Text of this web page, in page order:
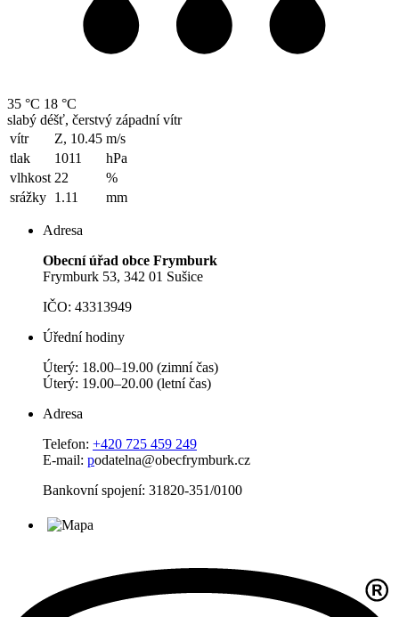
35 °C 18 °C
slabý déšť, čerstvý západní vítr
vítr
Z, 10.45 m/s
tlak
1011
hPa
vlhkost 22
%
srážky 1.11 mm
Adresa
Obecní úřad obce Frymburk
Frymburk 53, 342 01 Sušice
IČO: 43313949
Úřední hodiny
Úterý: 18.00–19.00 (zimní čas)
Úterý: 19.00–20.00 (letní čas)
Adresa
Telefon: +420 725 459 249
E-mail: podatelna@obecfrymburk.cz
Bankovní spojení: 31820-351/0100